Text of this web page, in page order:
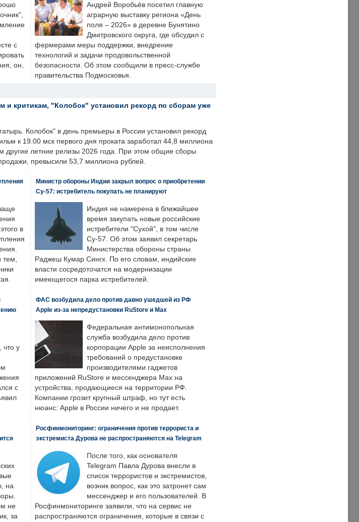
с
он,
Андрей Воробьёв посетил главную
аграрную выставку региона «День
поля – 2026» в деревне Бунятино
Дмитровского округа, где обсудил с
фермерами меры поддержки, внедрение
технологий и задачи продовольственной
безопасности. Об этом сообщили в пресс-службе
правительства Подмосковья.
и критикам, "Колобок" установил рекорд по сборам уже
Колобок" в день премьеры в России установил рекорд
к 19.00 мск первого дня проката заработал 44,8 миллиона
другие летние релизы 2026 года. При этом общие сборы
превысили 53,7 миллиона рублей.
в
тем,
Министр обороны Индии закрыл вопрос о приобретении
Су-57: истребитель покупать не планируют
Индия не намерена в ближайшее
время закупать новые российские
истребители "Сухой", в том числе
Су-57. Об этом заявил секретарь
Министерства обороны страны
Раджеш Кумар Сингх. По его словам, индийские
власти сосредоточатся на модернизации
имеющегося парка истребителей.
что у
с
ФАС возбудила дело против давно ушедшей из РФ
Apple из-за непредустановки RuStore и Max
Федеральная антимонопольная
служба возбудила дело против
корпорации Apple за неисполнения
требований о предустановке
производителями гаджетов
приложений RuStore и мессенджера Max на
устройства, продающиеся на территории РФ.
Компании грозит крупный штраф, но тут есть
нюанс: Apple в России ничего и не продает.
на
не
за
Росфинмониторинг: ограничения против террориста и
экстремиста Дурова не распространяются на Telegram
После того, как основателя
Telegram Павла Дурова внесли в
список террористов и экстремистов,
возник вопрос, как это затронет сам
мессенджер и его пользователей. В
Росфинмониторинге заявили, что на сервис не
распространяются ограничения, которые в связи с